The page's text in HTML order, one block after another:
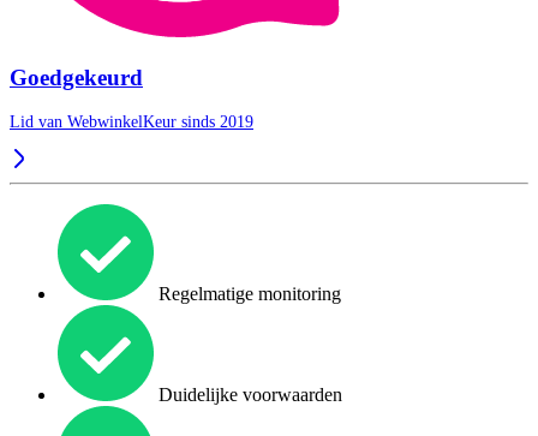
Goedgekeurd
Lid van WebwinkelKeur sinds 2019
Regelmatige monitoring
Duidelijke voorwaarden